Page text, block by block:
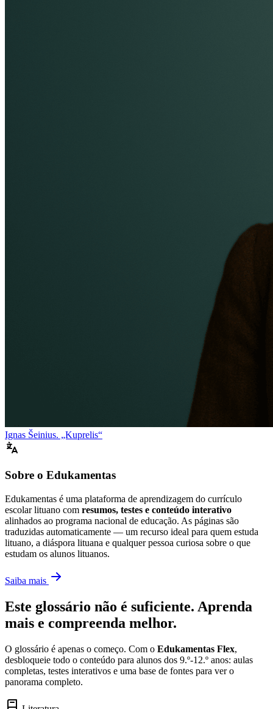
Ignas Šeinius. „Kuprelis“
Sobre o Edukamentas
Edukamentas é uma plataforma de aprendizagem do currículo
escolar lituano com resumos, testes e conteúdo interativo
alinhados ao programa nacional de educação. As páginas são
traduzidas automaticamente — um recurso ideal para quem estuda
lituano, a diáspora lituana e qualquer pessoa curiosa sobre o que
estudam os alunos lituanos.
Saiba mais
Este glossário não é suficiente. Aprenda
mais e compreenda melhor.
O glossário é apenas o começo. Com o Edukamentas Flex,
desbloqueie todo o conteúdo para alunos dos 9.º-12.º anos: aulas
completas, testes interativos e uma base de fontes para ver o
panorama completo.